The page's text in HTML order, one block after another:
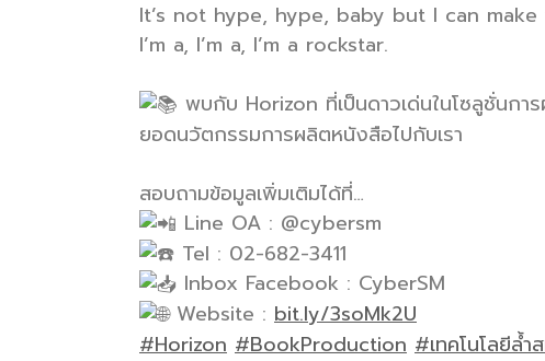
It’s not hype, hype, baby but I can
I’m a, I’m a, I’m a rockstar.
พบกับ Horizon ที่เป็นดาวเด่นในโซลูชั่นกา
ยอดนวัตกรรมการผลิตหนังสือไปกับเรา
สอบถามข้อมูลเพิ่มเติมได้ที่…
Line OA : @cybersm
Tel : 02-682-3411
Inbox Facebook : CyberSM
Website : bit.ly/3soMk2U
#Horizon #BookProduction #เทคโนโลยีล้ำ